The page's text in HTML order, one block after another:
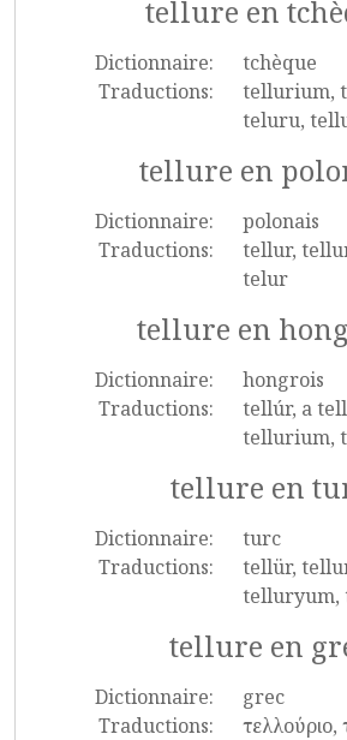
tellure en
Dictionnaire:
tchèque
Traductions:
tellurium,
teluru,
tellure en
Dictionnaire:
polonais
Traductions:
tellur,
telur
tellure en
Dictionnaire:
hongrois
Traductions:
tellúr, a
tellurium,
tellure en
Dictionnaire:
turc
Traductions:
tellür,
telluryum,
tellure en
Dictionnaire:
grec
Traductions:
τελλούριο,